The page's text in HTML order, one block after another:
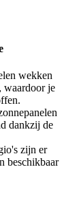
wekken
waardoor je
dankzij de
zijn er
beschikbaar